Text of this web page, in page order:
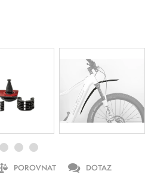
POROVNAT DOTAZ